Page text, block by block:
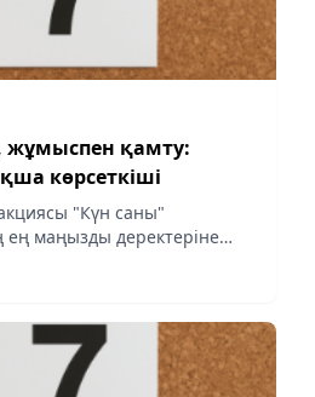
жұмыспен қамту:
көрсеткіші
"Күн саны"
маңызды деректеріне